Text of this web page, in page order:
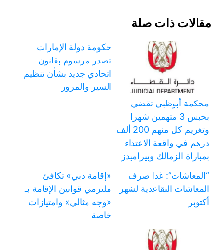
مقالات ذات صلة
محكمة أبوظبي تقضي
بحبس 3 متهمين شهرا
وتغريم كل منهم 200 ألف
درهم في واقعة الاعتداء
بمباراة الزمالك وبيراميدز
حكومة دولة الإمارات
تصدر مرسوم بقانون
اتحادي جديد بشأن تنظيم
السير والمرور
“المعاشات”: غدا صرف
المعاشات التقاعدية لشهر
أكتوبر
«إقامة دبي» تكافئ
ملتزمي قوانين الإقامة بـ
«وجه مثالي» وامتيازات
خاصة